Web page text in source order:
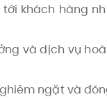
khách hàng
và dịch vụ
ngặt và